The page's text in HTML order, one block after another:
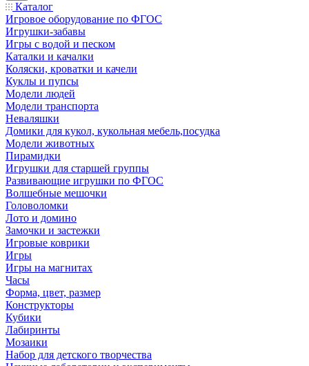
Каталог
Игровое оборудование по ФГОС
Игрушки-забавы
Игры с водой и песком
Каталки и качалки
Коляски, кроватки и качели
Куклы и пупсы
Модели людей
Модели транспорта
Неваляшки
Домики для кукол, кукольная мебель,посудка
Модели животных
Пирамидки
Игрушки для старшей группы
Развивающие игрушки по ФГОС
Волшебные мешочки
Головоломки
Лото и домино
Замочки и застежки
Игровые коврики
Игры
Игры на магнитах
Часы
Форма, цвет, размер
Конструкторы
Кубики
Лабиринты
Мозаики
Набор для детского творчества